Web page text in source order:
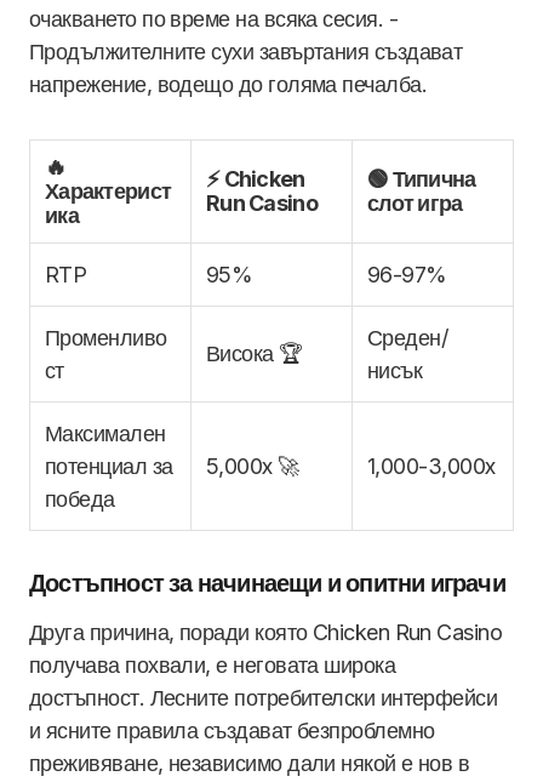
очакването по време на всяка сесия. -
Продължителните сухи завъртания създават
напрежение, водещо до голяма печалба.
🔥
Характерист
ика
⚡ Chicken
Run Casino
🟢 Типична
слот игра
RTP 95% 96-97%
Променливо
ст
Висока 🏆
Среден/
нисък
Максимален
потенциал за
победа
5,000x 🚀 1,000-3,000x
Достъпност за начинаещи и опитни играчи
Друга причина, поради която Chicken Run Casino
получава похвали, е неговата широка
достъпност. Лесните потребителски интерфейси
и ясните правила създават безпроблемно
преживяване, независимо дали някой е нов в